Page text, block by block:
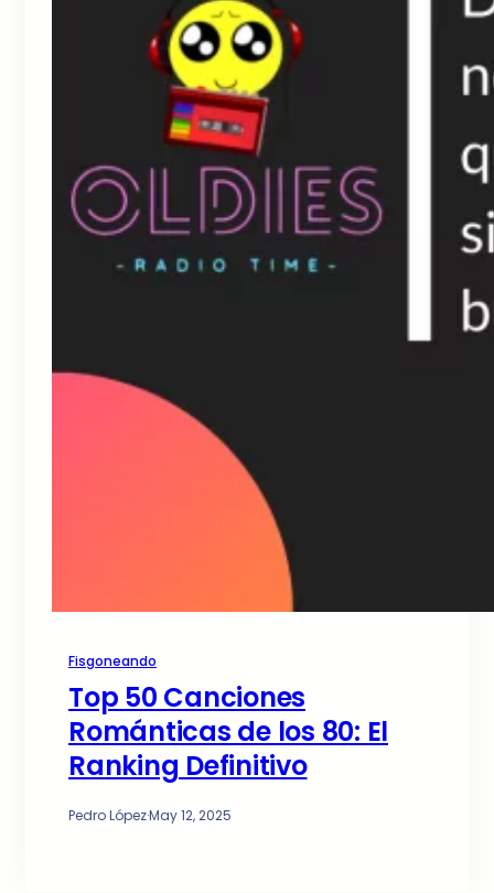
Fisgoneando
Top 50 Canciones
Románticas de los 80: El
Ranking Definitivo
Pedro López·May 12, 2025